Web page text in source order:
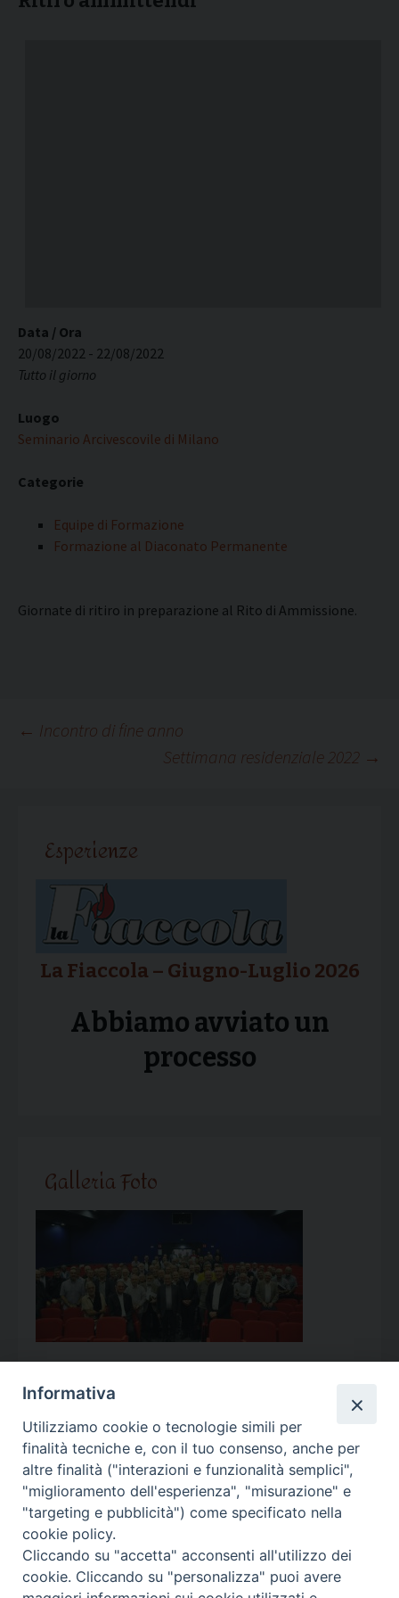
Data / Ora
20/08/2022 - 22/08/2022
Tutto il giorno
Luogo
Seminario Arcivescovile di Milano
Categorie
Equipe di Formazione
Formazione al Diaconato Permanente
Giornate di ritiro in preparazione al Rito di Ammissione.
Navigazione
← Incontro di fine anno
Settimana residenziale 2022 →
Esperienze
La Fiaccola – Giugno-Luglio 2026
Abbiamo avviato un
processo
Galleria Foto
Calendario Appuntamenti
<< Ago 2026 >>
l m m g v s
d
27
28
3
4 5 6 7 8
9
Informativa
Utilizziamo cookie o tecnologie simili per
finalità tecniche e, con il tuo consenso, anche per
altre finalità ("interazioni e funzionalità semplici",
"miglioramento dell'esperienza", "misurazione" e
"targeting e pubblicità") come specificato nella
cookie policy.
Cliccando su "accetta" acconsenti all'utilizzo dei
cookie. Cliccando su "personalizza" puoi avere